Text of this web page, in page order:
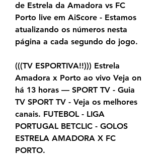
de Estrela da Amadora vs FC
Porto live em AiScore - Estamos
atualizando os números nesta
página a cada segundo do jogo.
(((TV ESPORTIVA!!))) Estrela
Amadora x Porto ao vivo Veja on
há 13 horas — SPORT TV - Guia
TV SPORT TV - Veja os melhores
canais. FUTEBOL - LIGA
PORTUGAL BETCLIC - GOLOS
ESTRELA AMADORA X FC
PORTO.